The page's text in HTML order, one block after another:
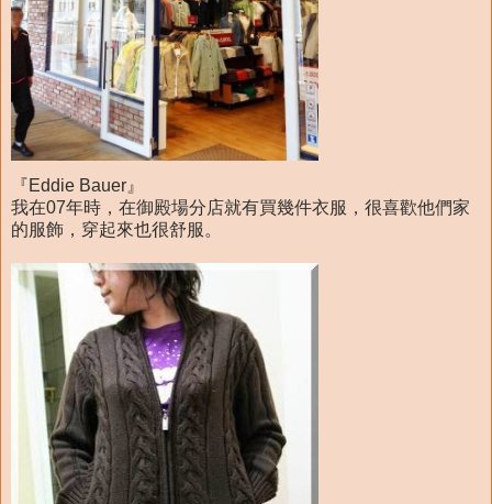
『Eddie Bauer』
我在07年時，在御殿場分店就有買幾件衣服，很喜歡他們家
的服飾，穿起來也很舒服。